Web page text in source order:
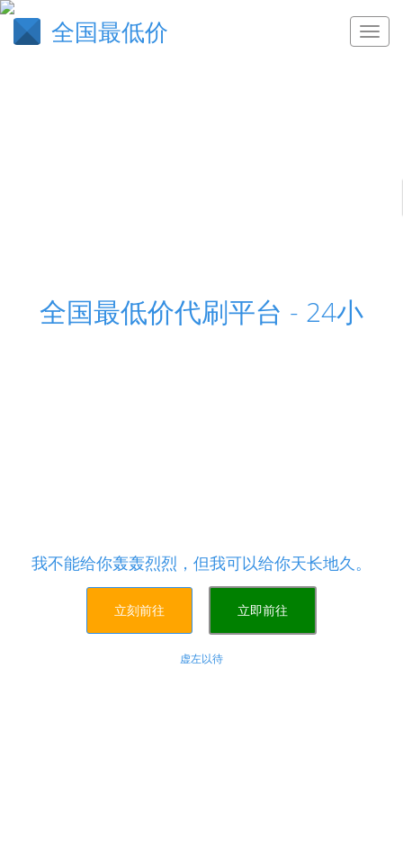
全国最低价
全国最低价代刷平台 - 24小
我不能给你轰轰烈烈，但我可以给你天长地久。
立刻前往 立即前往
虚左以待